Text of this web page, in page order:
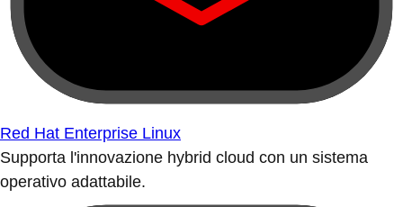
Red Hat Enterprise Linux
Supporta l'innovazione hybrid cloud con un sistema
operativo adattabile.